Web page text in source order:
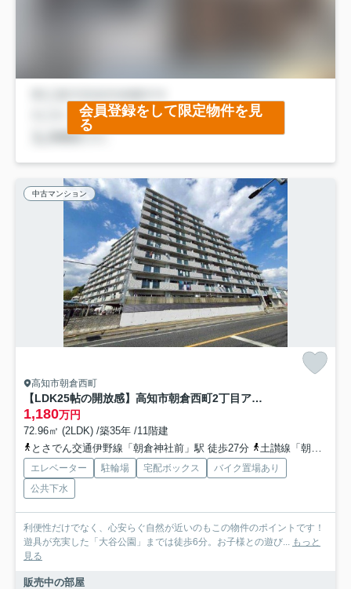
会員登録をして限定物件を見
る
中古マンション
高知市朝倉西町
【LDK25帖の開放感】高知市朝倉西町2丁目アーネスト針木 中古マンション
1,180万円
72.96㎡ (2LDK) /築35年 /11階建
とさでん交通伊野線「朝倉神社前」駅 徒歩27分
土讃線「朝倉」駅 徒歩28分
エレベーター 駐輪場 宅配ボックス
バイク置場あり
公共下水
利便性だけでなく、心安らぐ自然が近いのもこの物件のポイントです！
遊具が充実した「大谷公園」までは徒歩6分。お子様との遊び... もっと
見る
販売中の部屋